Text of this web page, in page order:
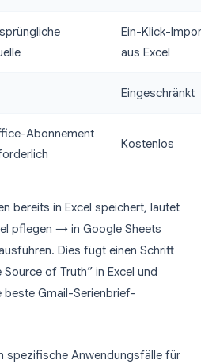
Ein-Klick-
aus Excel
Eingeschränkt
Abonnement
Kostenlos
bereits in Excel speichert, lautet
pflegen → in Google Sheets
Dies fügt einen Schritt
Source of Truth” in Excel und
beste Gmail-Serienbrief-
spezifische Anwendungsfälle für